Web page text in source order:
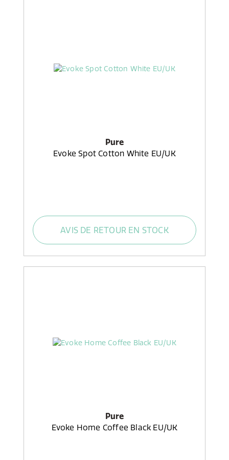
Pure
Evoke Spot Cotton White EU/UK
AVIS DE RETOUR EN STOCK
Pure
Evoke Home Coffee Black EU/UK